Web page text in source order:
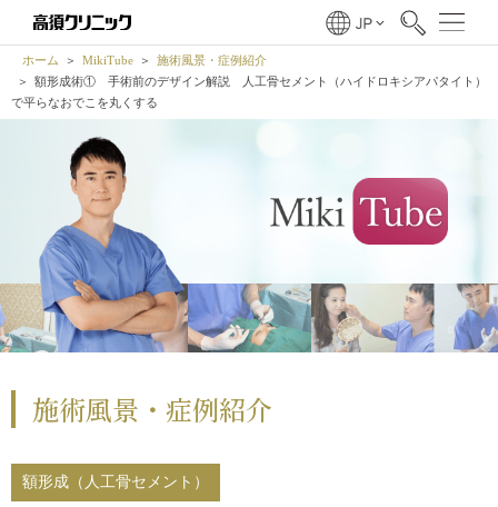
ホーム MikiTube
施術風景・症例紹介
額形成術① 手術前のデザイン解説 人工骨セメント（ハイドロキシアパタイト）
で平らなおでこを丸くする
施術風景・症例紹介
額形成（人工骨セメント）